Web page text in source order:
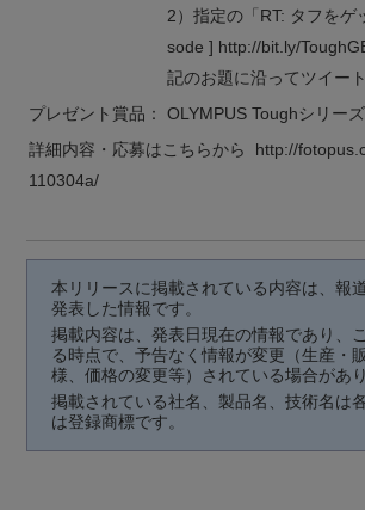
2）指定の「RT: タフをゲ
sode ] http://bit.ly/
記のお題に沿ってツイート
プレゼント賞品：
OLYMPUS Toughシリーズ
詳細内容・応募はこちらから http://
110304a/
本リリースに掲載されている内容は、報
発表した情報です。
掲載内容は、発表日現在の情報であり、
る時点で、予告なく情報が変更（生産・
様、価格の変更等）されている場合があり
掲載されている社名、製品名、技術名は
は登録商標です。